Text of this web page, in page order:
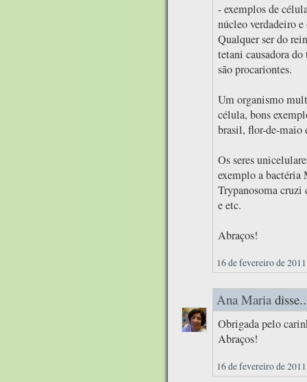
- exemplos de
núcleo verdadeiro
Qualquer ser do
tetani causadora
são procariontes.
Um organismo
célula, bons
brasil, flor-de-maio
Os seres
exemplo a bactéria
Trypanosoma cruzi
e etc.
Abraços!
16 de fevereiro de
Ana Maria
Obrigada pelo
Abraços!
16 de fevereiro de